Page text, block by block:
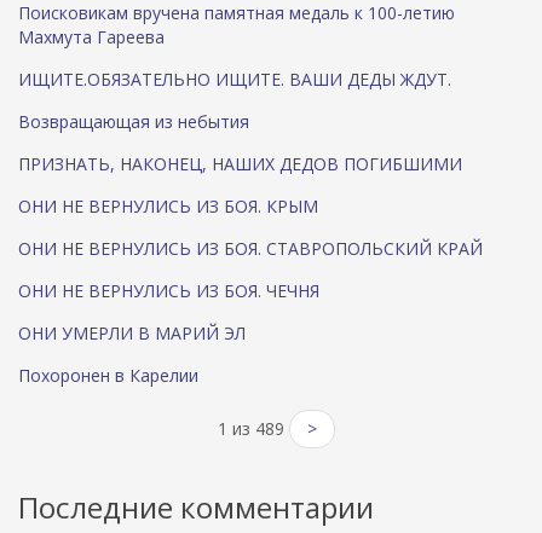
Поисковикам вручена памятная медаль к 100-летию
Махмута Гареева
ИЩИТЕ.ОБЯЗАТЕЛЬНО ИЩИТЕ. ВАШИ ДЕДЫ ЖДУТ.
Возвращающая из небытия
ПРИЗНАТЬ, НАКОНЕЦ, НАШИХ ДЕДОВ ПОГИБШИМИ
ОНИ НЕ ВЕРНУЛИСЬ ИЗ БОЯ. КРЫМ
ОНИ НЕ ВЕРНУЛИСЬ ИЗ БОЯ. СТАВРОПОЛЬСКИЙ КРАЙ
ОНИ НЕ ВЕРНУЛИСЬ ИЗ БОЯ. ЧЕЧНЯ
ОНИ УМЕРЛИ В МАРИЙ ЭЛ
Похоронен в Карелии
1 из 489 >
Последние комментарии